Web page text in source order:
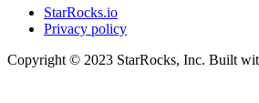
StarRocks.io
Privacy policy
Copyright © 2023 StarRocks, Inc. Built